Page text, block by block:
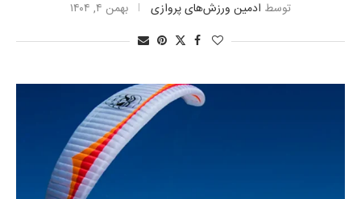
توسط ادمین ورزش‌های پروازی بهمن ۴, ۱۴۰۴